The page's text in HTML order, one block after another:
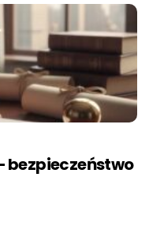
bezpieczeństwo